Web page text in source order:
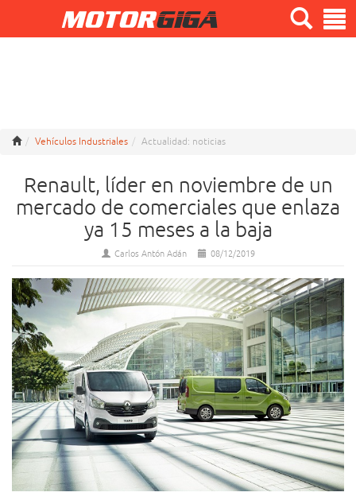
Vehículos Industriales Actualidad: noticias
Renault, líder en noviembre de un
mercado de comerciales que enlaza
ya 15 meses a la baja
Carlos Antón Adán 08/12/2019